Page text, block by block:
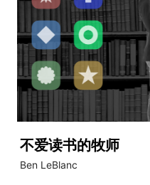
不爱读书的牧师
Ben LeBlanc